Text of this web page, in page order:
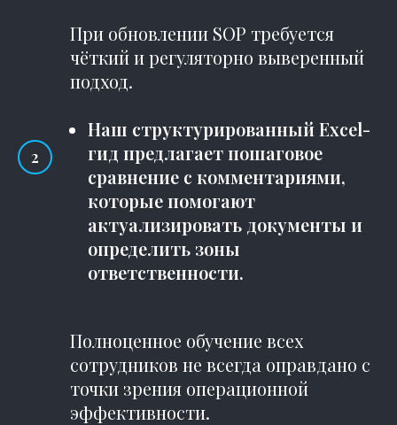
При обновлении SOP требуется
чёткий и регуляторно выверенный
подход.
Наш структурированный Excel-
гид предлагает пошаговое
сравнение с комментариями,
которые помогают
актуализировать документы и
определить зоны
ответственности.
Полноценное обучение всех
сотрудников не всегда оправдано с
точки зрения операционной
эффективности.